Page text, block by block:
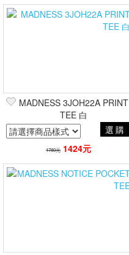
MADNESS 3JOH22A PRINT
TEE 白
選購
1780元 1424元